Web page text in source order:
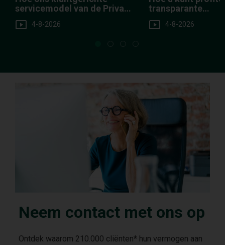
servicemodel van de Private
Client Group voordelen
oplevert voor onze cliënten
4-8-2026
transparante
kostenstructuur
Investments
4-8-2026
Neem contact met ons op
Ontdek waarom 210.000 cliënten* hun vermogen aan